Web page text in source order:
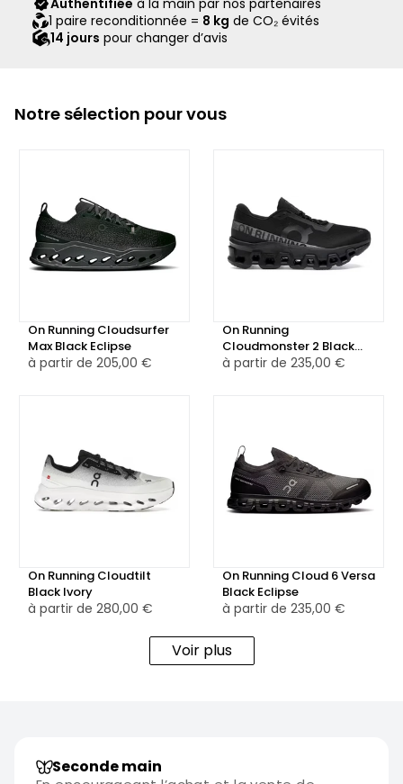
scellé Second Step attestant qu’ils ont été contrôlés et
expédiés par notre équipe.
Authentifiée à la main par nos partenaires
1 paire reconditionnée = 8 kg de CO₂ évités
14 jours pour changer d’avis
Notre sélection pour vous
On Running Cloudsurfer
Max Black Eclipse
à partir de 205,00 €
On Running
Cloudmonster 2 Black
Eclipse
à partir de 235,00 €
On Running Cloudtilt
Black Ivory
à partir de 280,00 €
On Running Cloud 6 Versa
Black Eclipse
à partir de 235,00 €
Voir plus
Seconde main